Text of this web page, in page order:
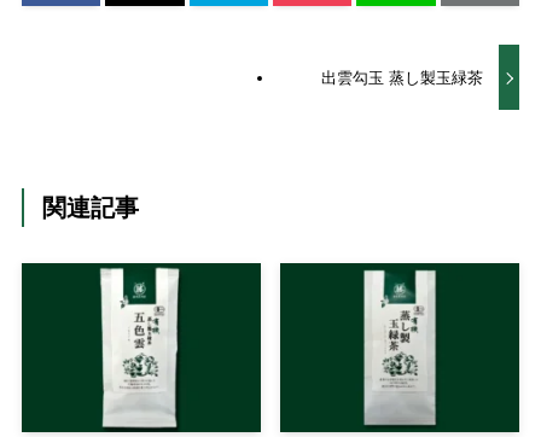
出雲勾玉 蒸し製玉緑茶
関連記事